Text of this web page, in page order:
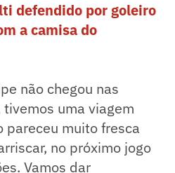
defendido por goleiro
a camisa do
não chegou nas
uma viagem
pareceu muito fresca
no próximo jogo
Vamos dar